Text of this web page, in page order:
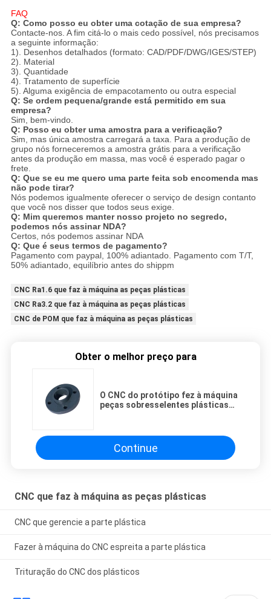
FAQ
Q: Como posso eu obter uma cotação de sua empresa?
Contacte-nos. A fim citá-lo o mais cedo possível, nós precisamos
a seguinte informação:
1). Desenhos detalhados (formato: CAD/PDF/DWG/IGES/STEP)
2). Material
3). Quantidade
4). Tratamento de superfície
5). Alguma exigência de empacotamento ou outra especial
Q: Se ordem pequena/grande está permitido em sua
empresa?
Sim, bem-vindo.
Q: Posso eu obter uma amostra para a verificação?
Sim, mas única amostra carregará a taxa. Para a produção de
grupo nós forneceremos a amostra grátis para a verificação
antes da produção em massa, mas você é esperado pagar o
frete.
Q: Que se eu me quero uma parte feita sob encomenda mas
não pode tirar?
Nós podemos igualmente oferecer o serviço de design contanto
que você nos disser que todos seus exige.
Q: Mim queremos manter nosso projeto no segredo,
podemos nós assinar NDA?
Certos, nós podemos assinar NDA
Q: Que é seus termos de pagamento?
Pagamento com paypal, 100% adiantado. Pagamento com T/T,
50% adiantado, equilíbrio antes do shippm
CNC Ra1.6 que faz à máquina as peças plásticas
CNC Ra3.2 que faz à máquina as peças plásticas
CNC de POM que faz à máquina as peças plásticas
Obter o melhor preço para
O CNC do protótipo fez à máquina
peças sobresselentes plásticas
Continue
CNC que faz à máquina as peças plásticas
CNC que gerencie a parte plástica
Fazer à máquina do CNC espreita a parte plástica
Trituração do CNC dos plásticos